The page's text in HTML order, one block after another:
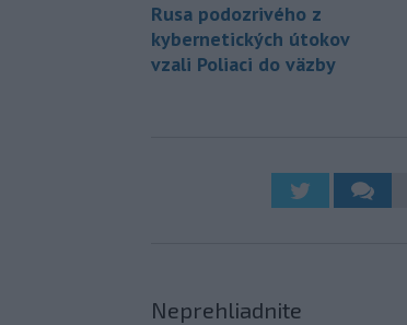
Rusa podozrivého z
kybernetických útokov
vzali Poliaci do väzby
Neprehliadnite